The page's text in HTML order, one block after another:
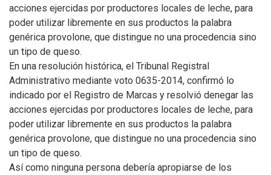
acciones ejercidas por productores locales de leche, para
poder utilizar libremente en sus productos la palabra
genérica provolone, que distingue no una procedencia sino
un tipo de queso.
En una resolución histórica, el Tribunal Registral
Administrativo mediante voto 0635-2014, confirmó lo
indicado por el Registro de Marcas y resolvió denegar las
acciones ejercidas por productores locales de leche, para
poder utilizar libremente en sus productos la palabra
genérica provolone, que distingue no una procedencia sino
un tipo de queso.
Así como ninguna persona debería apropiarse de los